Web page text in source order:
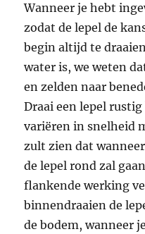
Wanneer je hebt
zodat de lepel de
begin altijd te
water is, we weten
en zelden naar
Draai een lepel
variëren in snelheid
zult zien dat
de lepel rond zal
flankende werking
binnendraaien de
de bodem, wanneer